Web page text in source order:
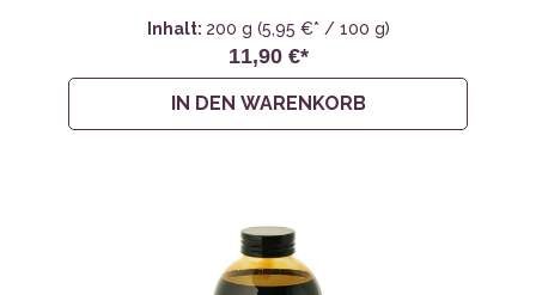
Inhalt: 200 g (5,95 €* / 100 g)
11,90 €*
IN DEN WARENKORB